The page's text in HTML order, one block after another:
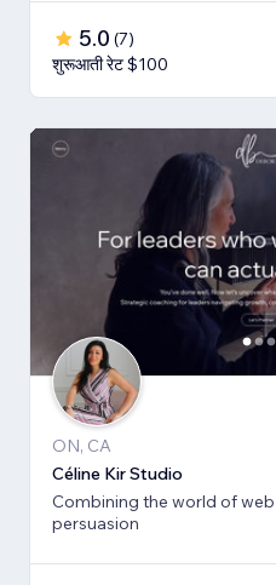
5.0 (7)
शुरूआती रेट $100
ON, CA
Céline Kir Studio
Combining the world of
persuasion